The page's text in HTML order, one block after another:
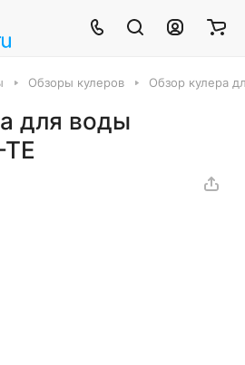
Обзоры кулеров Обзор кулера
для воды